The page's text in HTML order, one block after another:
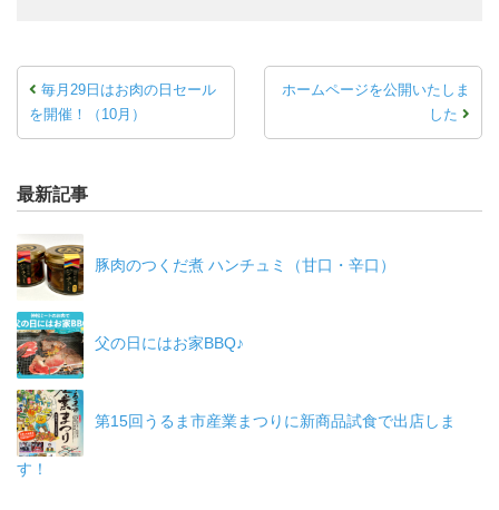
ホームページを公開いたしま
した
毎月29日はお肉の日セール
を開催！（10月）
最新記事
豚肉のつくだ煮 ハンチュミ（甘口・辛口）
父の日にはお家BBQ♪
第15回うるま市産業まつりに新商品試食で出店しま
す！